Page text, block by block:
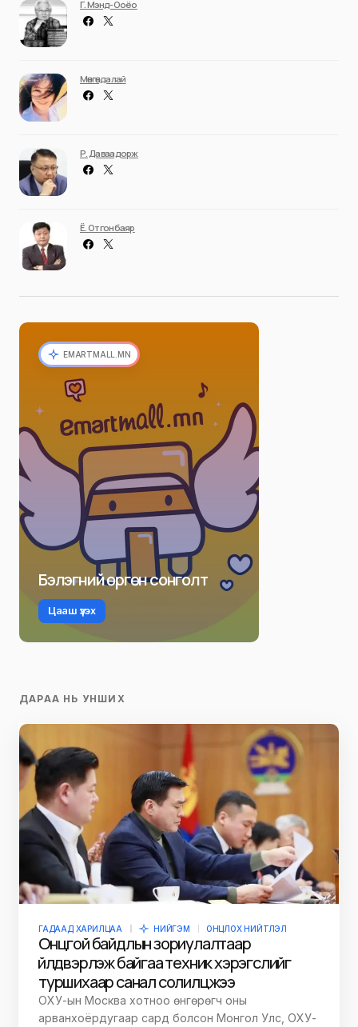
Г. Мэнд-Ооёо
Мөнгөндалай
Р. Даваадорж
Ё. Отгонбаяр
EMARTMALL.MN
Бэлэгний өргөн сонголт
Цааш үзэх
ДАРАА НЬ УНШИХ
ГАДААД ХАРИЛЦАА НИЙГЭМ ОНЦЛОХ НИЙТЛЭЛ
Онцгой байдлын зориулалтаар
үйлдвэрлэж байгаа техник хэрэгслийг
туршихаар санал солилцжээ
ОХУ-ын Москва хотноо өнгөрөгч оны
арванхоёрдугаар сард болсон Монгол Улс, ОХУ-